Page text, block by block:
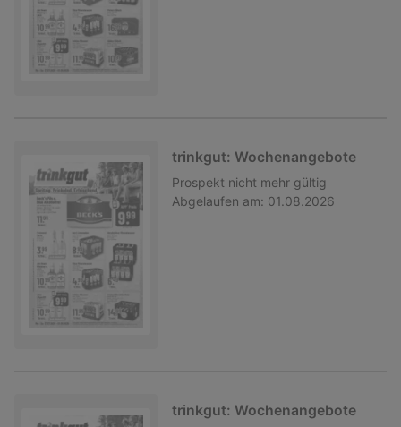
trinkgut: Wochenangebote
Prospekt nicht mehr gültig
Abgelaufen am: 01.08.2026
trinkgut: Wochenangebote